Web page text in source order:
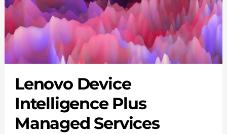
Lenovo Device
Intelligence Plus
Managed Services